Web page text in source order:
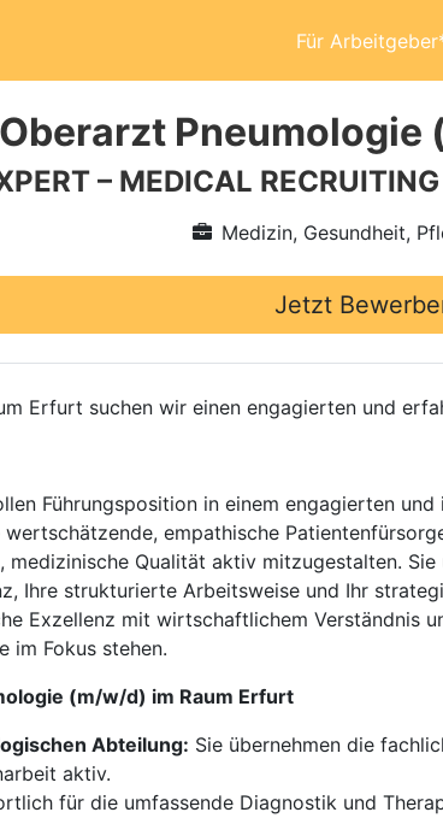
Für
Pneumologie
– MEDICAL RECRUITING
Medizin, Gesundheit,
Jetzt
Erfurt suchen wir einen engagierten und
Führungsposition in einem engagierten
empathische
Qualität aktiv mitzugestalten.
Ihre strukturierte Arbeitsweise und Ihr
Exzellenz mit wirtschaftlichem Verständnis
im Fokus stehen.
(m/w/d) im Raum Erfurt
Abteilung: Sie übernehmen die
aktiv.
für die umfassende Diagnostik und